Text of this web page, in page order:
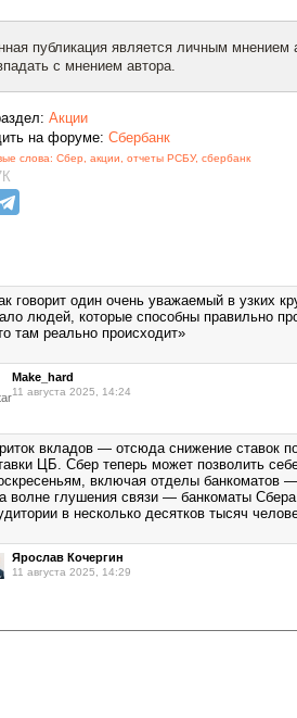
публикация является личным
с мнением автора.
Акции
на форуме: Сбербанк
слова: Сбер акции отчеты РСБУ, сбербанк
говорит один очень уважаемый в узких
людей, которые способны правильно
там реально происходит»
Make_hard
11 августа 2025, 14:24
вкладов — отсюда снижение ставок
ЦБ. Сбер теперь может позволить
включая отделы банкоматов
волне глушения связи — банкоматы
в несколько десятков тысяч
Ярослав Кочергин
11 августа 2025, 14:29